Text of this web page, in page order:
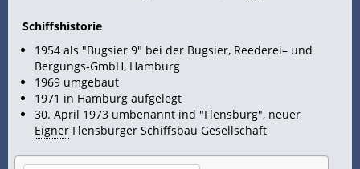
Schiffshistorie
1954 als "Bugsier 9" bei der Bugsier, Reederei– und
Bergungs-GmbH, Hamburg
1969 umgebaut
1971 in Hamburg aufgelegt
30. April 1973 umbenannt ind "Flensburg", neuer
Eigner Flensburger Schiffsbau Gesellschaft